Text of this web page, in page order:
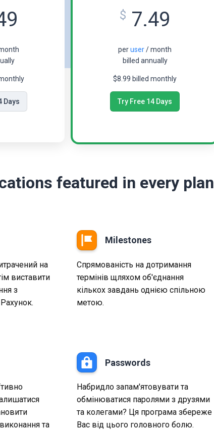
Days
$ 7.49
peruser/ month
billed annually
$8.99 billed monthly
Try Free 14 Days
featured in every plan
на
виставити
з
Milestones
Спрямованість на дотримання
термінів щляхом об'єднання
кількох завдань однією спільною
метою.
та
Passwords
Набридло запам'ятовувати та
обмінюватися паролями з друзями
та колегами? Ця програма збереже
Вас від цього головного болю.